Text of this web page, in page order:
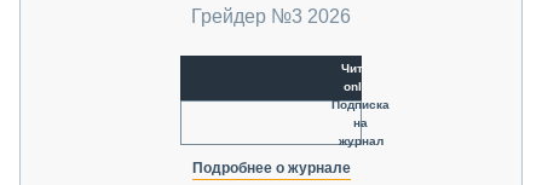
Грейдер №3 2026
Читать
online
Подписка
на
журнал
Подробнее о журнале